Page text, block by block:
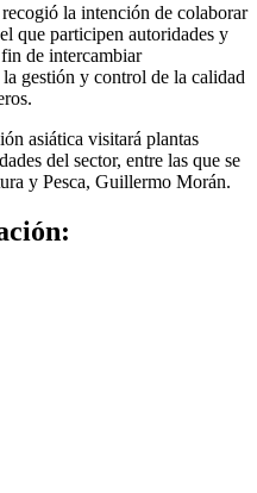
la intención de colaborar
que participen autoridades y
de intercambiar
gestión y control de la calidad
asiática visitará plantas
del sector, entre las que se
y Pesca, Guillermo Morán.